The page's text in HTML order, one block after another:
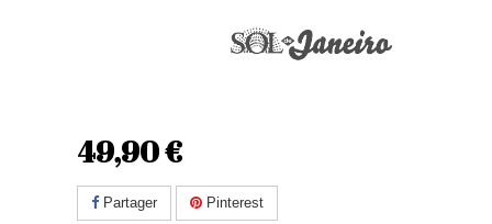
49,90 €
Partager Pinterest